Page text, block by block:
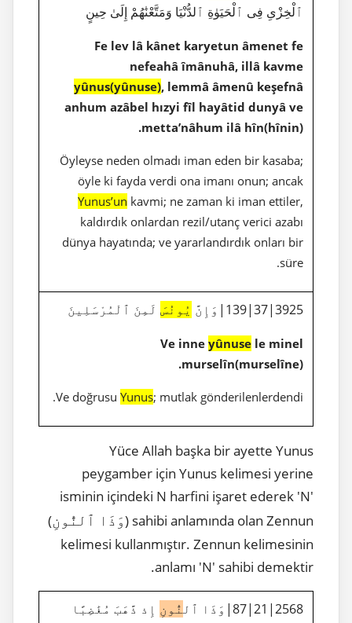
ٱلْخِزْىِ فِى ٱلْحَيَوٰةِ ٱلدُّنْيَا وَمَتَّعْنَٰهُمْ إِلَىٰ حِينٍ
Fe lev lâ kânet karyetun âmenet fe
nefeahâ îmânuhâ, illâ kavme
yûnus(yûnuse), lemmâ âmenû keşefnâ
anhum azâbel hızyi fîl hayâtid dunyâ ve
metta’nâhum ilâ hîn(hînin).
Öyleyse neden olmadı iman eden bir kasaba;
öyle ki fayda verdi ona imanı onun; ancak
Yunus’un kavmi; ne zaman ki iman ettiler,
kaldırdık onlardan rezil/utanç verici azabı
dünya hayatında; ve yararlandırdık onları bir
süre.
3925|37|139|وَإِنَّ يُونُسَ لَمِنَ ٱلْمُرْسَلِينَ
Ve inne yûnuse le minel
murselîn(murselîne).
Ve doğrusu Yunus; mutlak gönderilenlerdendi.
Yüce Allah başka bir ayette Yunus
peygamber için Yunus kelimesi yerine
isminin içindeki N harfini işaret ederek 'N'
sahibi anlamında olan Zennun ( وَذَا ٱلنُّونِ)
kelimesi kullanmıştır. Zennun kelimesinin
anlamı 'N' sahibi demektir.
2568|21|87|وَذَا ٱل نُّونِ إِذ ذَّهَبَ مُغَٰضِبًا